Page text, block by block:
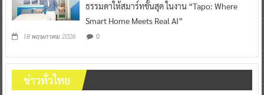
ธรรมดาให้สมาร์ทขั้นสุด ในงาน “Tapo: Where
Smart Home Meets Real AI”
18 พฤษภาคม 2026 0
ข่าวทั่วไทย